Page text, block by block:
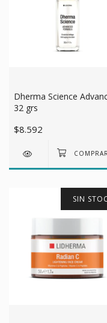
Dherma Science
32 grs
$8.592
SIN